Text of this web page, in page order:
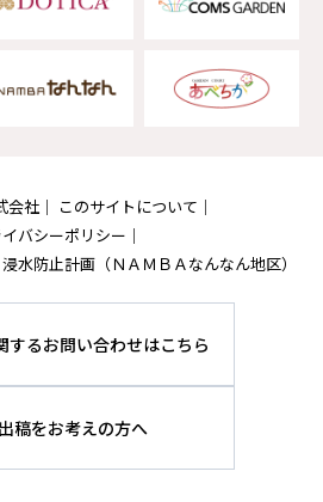
会社
このサイトについて
バシーポリシー
水防止計画（ＮＡＭＢＡなんなん地区）
するお問い合わせはこちら
稿をお考えの方へ